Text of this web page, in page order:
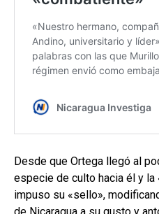
Desde que Ortega llegó al
especie de culto hacia él y la
impuso su «sello»,